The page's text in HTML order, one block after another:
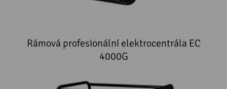
Rámová profesionální elektrocentrála EC
4000G